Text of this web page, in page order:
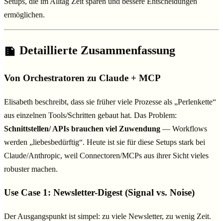
ermöglichen.
Detaillierte Zusammenfassung
Von Orchestratoren zu Claude + MCP
Elisabeth beschreibt, dass sie früher viele Prozesse als „Perlenkette“
aus einzelnen Tools/Schritten gebaut hat. Das Problem:
Schnittstellen/ APIs brauchen viel Zuwendung — Workflows
werden „liebesbedürftig“. Heute ist sie für diese Setups stark bei
Claude/Anthropic, weil Connectoren/MCPs aus ihrer Sicht vieles
robuster machen.
Use Case 1: Newsletter-Digest (Signal vs. Noise)
Der Ausgangspunkt ist simpel: zu viele Newsletter, zu wenig Zeit.